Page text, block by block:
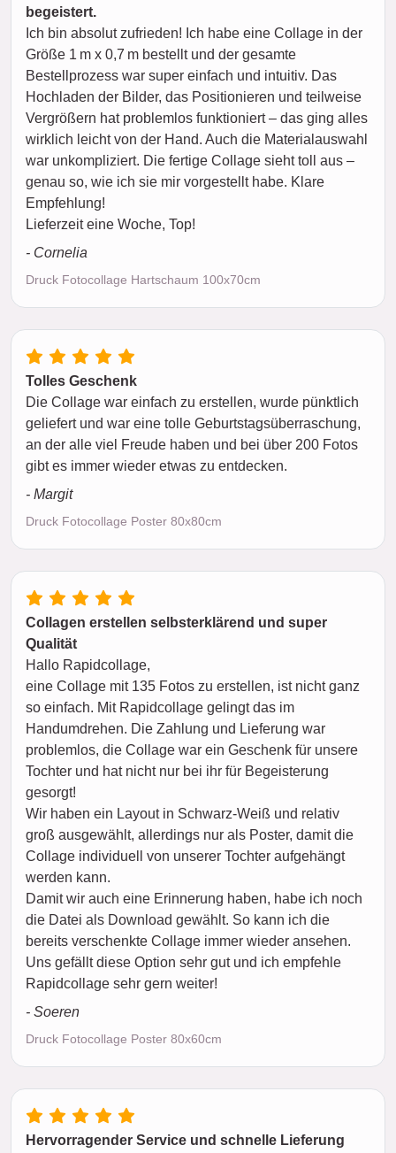
begeistert.
Ich bin absolut zufrieden! Ich habe eine Collage in der
Größe 1 m x 0,7 m bestellt und der gesamte
Bestellprozess war super einfach und intuitiv. Das
Hochladen der Bilder, das Positionieren und teilweise
Vergrößern hat problemlos funktioniert – das ging alles
wirklich leicht von der Hand. Auch die Materialauswahl
war unkompliziert. Die fertige Collage sieht toll aus –
genau so, wie ich sie mir vorgestellt habe. Klare
Empfehlung!
Lieferzeit eine Woche, Top!
- Cornelia
Druck Fotocollage Hartschaum 100x70cm
Tolles Geschenk
Die Collage war einfach zu erstellen, wurde pünktlich
geliefert und war eine tolle Geburtstagsüberraschung,
an der alle viel Freude haben und bei über 200 Fotos
gibt es immer wieder etwas zu entdecken.
- Margit
Druck Fotocollage Poster 80x80cm
Collagen erstellen selbsterklärend und super
Qualität
Hallo Rapidcollage,
eine Collage mit 135 Fotos zu erstellen, ist nicht ganz
so einfach. Mit Rapidcollage gelingt das im
Handumdrehen. Die Zahlung und Lieferung war
problemlos, die Collage war ein Geschenk für unsere
Tochter und hat nicht nur bei ihr für Begeisterung
gesorgt!
Wir haben ein Layout in Schwarz-Weiß und relativ
groß ausgewählt, allerdings nur als Poster, damit die
Collage individuell von unserer Tochter aufgehängt
werden kann.
Damit wir auch eine Erinnerung haben, habe ich noch
die Datei als Download gewählt. So kann ich die
bereits verschenkte Collage immer wieder ansehen.
Uns gefällt diese Option sehr gut und ich empfehle
Rapidcollage sehr gern weiter!
- Soeren
Druck Fotocollage Poster 80x60cm
Hervorragender Service und schnelle Lieferung